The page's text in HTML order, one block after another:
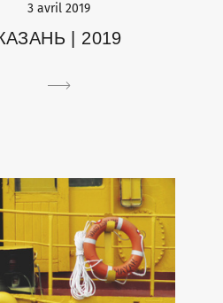
3 avril 2019
| 2019